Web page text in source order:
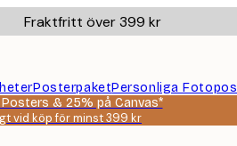
Fraktfritt över 399 kr
PosterpaketPersonliga
& 25% på Canvas*
vid köp för minst 399 kr